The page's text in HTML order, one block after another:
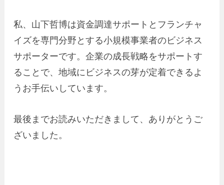
私、山下哲博は資金調達サポートとフランチャ
イズを専門分野とする小規模事業者のビジネス
サポーターです。企業の成長戦略をサポートす
ることで、地域にビジネスの芽が定着できるよ
うお手伝いしています。
最後までお読みいただきまして、ありがとうご
ざいました。